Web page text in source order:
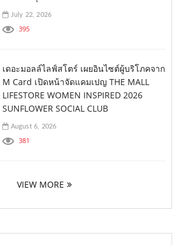
July 22, 2026
395
เดอะมอลล์ไลฟ์สโตร์ เผยอินไซต์ผู้บริโภคจาก
M Card เปิดหน้าจัดแคมเปญ THE MALL
LIFESTORE WOMEN INSPIRED 2026
SUNFLOWER SOCIAL CLUB
August 6, 2026
381
VIEW MORE